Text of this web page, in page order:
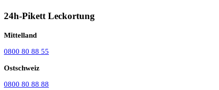
24h-Pikett Leckortung
Mittelland
0800 80 88 55
Ostschweiz
0800 80 88 88